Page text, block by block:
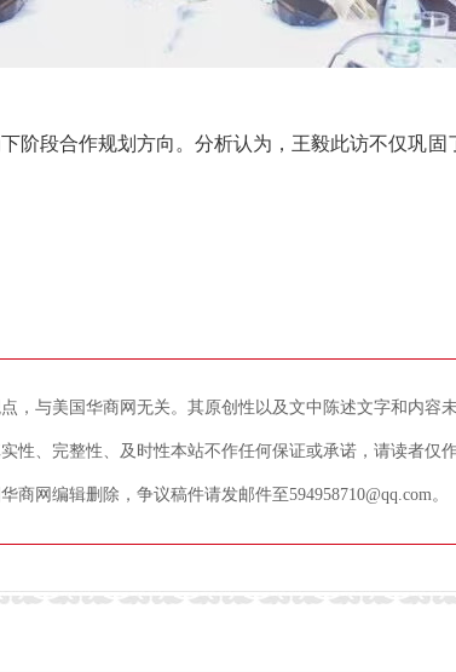
段合作规划方向。分析认为，王毅此访不仅巩固
，与美国华商网无关。其原创性以及文中陈述文字和内容
性、完整性、及时性本站不作任何保证或承诺，请读者仅
商网编辑删除，争议稿件请发邮件至594958710@qq.com。